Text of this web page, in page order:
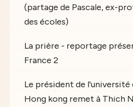
(partage de Pascale, ex-
des écoles)
La prière - reportage
France 2
Le président de l'université
Hong kong remet à Thich